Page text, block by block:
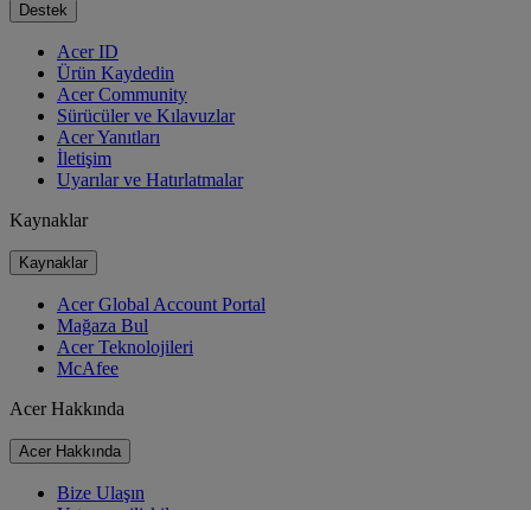
Destek
Acer ID
Ürün Kaydedin
Acer Community
Sürücüler ve Kılavuzlar
Acer Yanıtları
İletişim
Uyarılar ve Hatırlatmalar
Kaynaklar
Kaynaklar
Acer Global Account Portal
Mağaza Bul
Acer Teknolojileri
McAfee
Acer Hakkında
Acer Hakkında
Bize Ulaşın